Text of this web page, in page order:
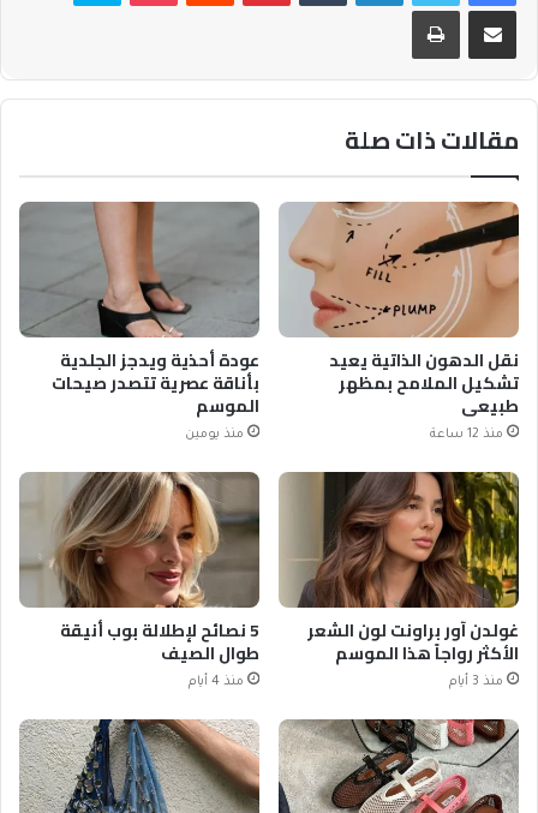
مشاركة عبر البريد طباعة
مقالات ذات صلة
نقل الدهون الذاتية يعيد
تشكيل الملامح بمظهر
طبيعي
منذ 12 ساعة
عودة أحذية ويدجز الجلدية
بأناقة عصرية تتصدر صيحات
الموسم
منذ يومين
غولدن آور براونت لون الشعر
الأكثر رواجاً هذا الموسم
منذ 3 أيام
5 نصائح لإطلالة بوب أنيقة
طوال الصيف
منذ 4 أيام